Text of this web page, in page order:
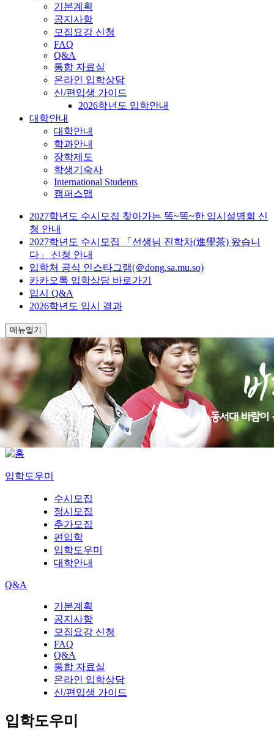
기본계획
공지사항
모집요강 신청
FAQ
Q&A
통합 자료실
온라인 입학상담
신/편입생 가이드
2026학년도 입학안내
대학안내
대학안내
학과안내
장학제도
학생기숙사
International Students
캠퍼스맵
2027학년도 수시모집 찾아가는 똑~똑~한 입시설명회 신
청 안내
2027학년도 수시모집 「선생님 진학차(進學茶) 왔습니
다」 신청 안내
입학처 공식 인스타그램(＠dong.sa.mu.so)
카카오톡 입학상담 바로가기
입시 Q&A
2026학년도 입시 결과
메뉴열기
입학도우미
수시모집
정시모집
추가모집
편입학
입학도우미
대학안내
Q&A
기본계획
공지사항
모집요강 신청
FAQ
Q&A
통합 자료실
온라인 입학상담
신/편입생 가이드
입학도우미